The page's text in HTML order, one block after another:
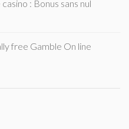
: Bonus sans nul
free Gamble On line